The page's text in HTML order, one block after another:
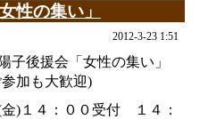
性の集い」
2012-3-23 1:51
子後援会「女性の集い」
加も大歓迎)
金)１４：００受付 １４：